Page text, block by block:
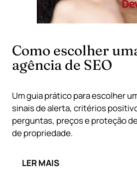
Como escolher
agência de SEO
Um guia prático para escolher
sinais de alerta, critérios
perguntas, preços e proteção
de propriedade.
LER MAIS